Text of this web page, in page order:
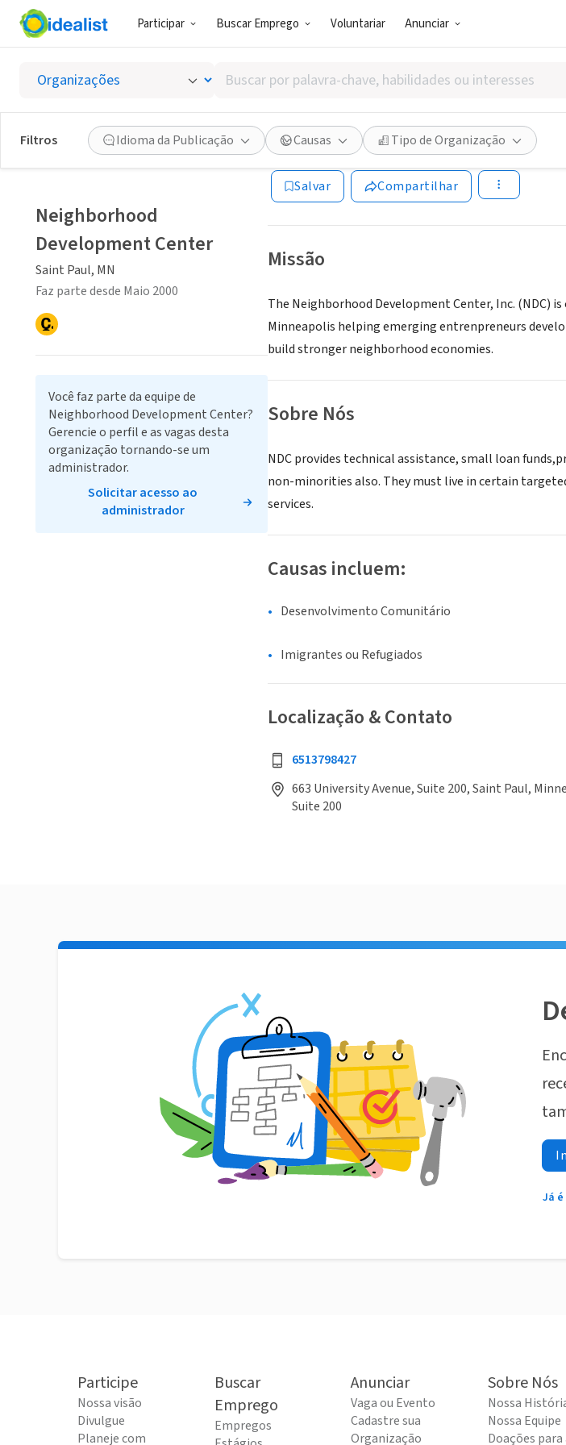
Participar Buscar Emprego Voluntariar Anunciar
Buscar
por
palavra-
chave,
habilidades
ou
interesses
Filtros Idioma da Publicação Causas Tipo de Organização
Neighborhood
Saint Paul, MN www.ndc-mn.org
Salvar Compartilhar
Missão
The Neighborhood Development Center, Inc.
Minneapolis helping emerging entrenpreneurs
build stronger neighborhood economies.
Sobre Nós
NDC provides technical assistance, small loan
non-minorities also. They must live in certain
services.
Causas incluem:
Desenvolvimento Comunitário
Imigrantes ou Refugiados
Localização & Contato
6513798427
663 University Avenue, Suite 200, Saint Paul,
Suite 200
Neighborhood
Development Center
Saint Paul, MN
Faz parte desde Maio 2000
Você faz parte da equipe de
Neighborhood Development Center?
Gerencie o perfil e as vagas desta
organização tornando-se um
administrador.
Solicitar acesso ao
administrador
Já
Participe
Nossa visão
Divulgue
Planeje com
Buscar
Emprego
Empregos
Anunciar
Vaga ou Evento
Cadastre sua
Organização
Sobre Nós
Nossa
Nossa Equipe
Doações para